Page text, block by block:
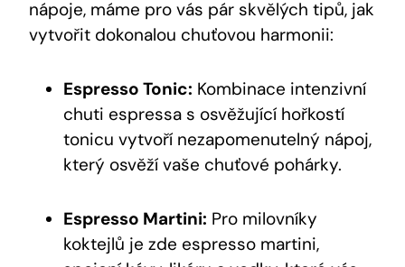
nápoje, máme pro vás pár skvělých tipů, jak
vytvořit dokonalou chuťovou harmonii:
Espresso Tonic: Kombinace intenzivní
chuti espressa s osvěžující hořkostí
tonicu vytvoří nezapomenutelný nápoj,
který osvěží vaše chuťové pohárky.
Espresso Martini: Pro milovníky
koktejlů je zde espresso martini,